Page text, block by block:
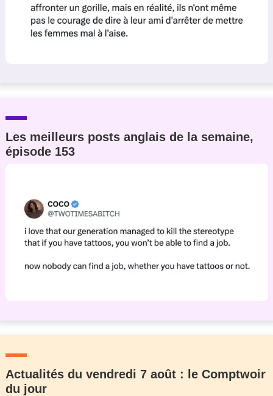
Les meilleurs posts anglais de la semaine,
épisode 153
Actualités du vendredi 7 août : le Comptwoir
du jour